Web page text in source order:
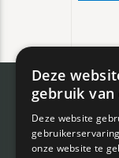
Footer
Zoekopdracht auto’s
Deze
gebruik van
Deze website
onze website te